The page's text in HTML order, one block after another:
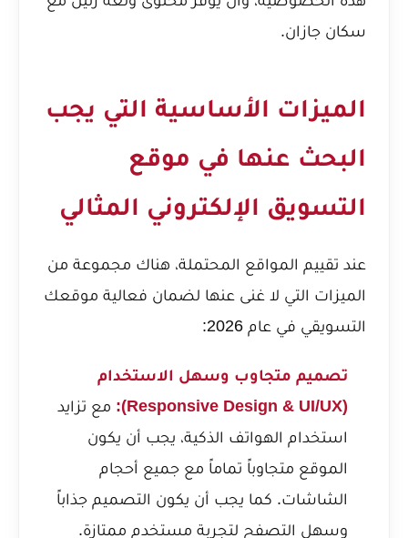
سكان جازان.
الميزات الأساسية التي يجب
البحث عنها في موقع
التسويق الإلكتروني المثالي
عند تقييم المواقع المحتملة، هناك مجموعة من
الميزات التي لا غنى عنها لضمان فعالية موقعك
التسويقي في عام 2026:
تصميم متجاوب وسهل الاستخدام
(Responsive Design & UI/UX):
مع تزايد
استخدام الهواتف الذكية، يجب أن يكون
الموقع متجاوباً تماماً مع جميع أحجام
الشاشات. كما يجب أن يكون التصميم جذاباً
وسهل التصفح لتجربة مستخدم ممتازة.